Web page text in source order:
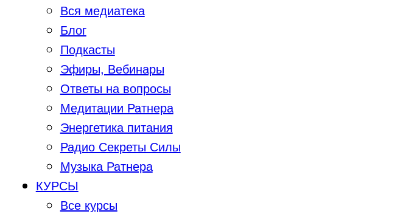
Вся медиатека
Блог
Подкасты
Эфиры, Вебинары
Ответы на вопросы
Медитации Ратнера
Энергетика питания
Радио Секреты Силы
Музыка Ратнера
КУРСЫ
Все курсы